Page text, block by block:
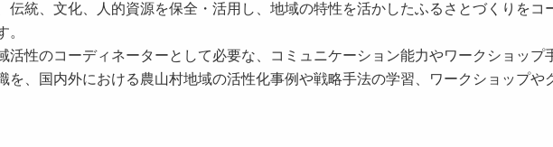
伝統、文化、人的資源を保全・活用し、地域の特性を活かしたふるさとづくりをコ
。
活性のコーディネーターとして必要な、コミュニケーション能力やワークショップ
を、国内外における農山村地域の活性化事例や戦略手法の学習、ワークショップや